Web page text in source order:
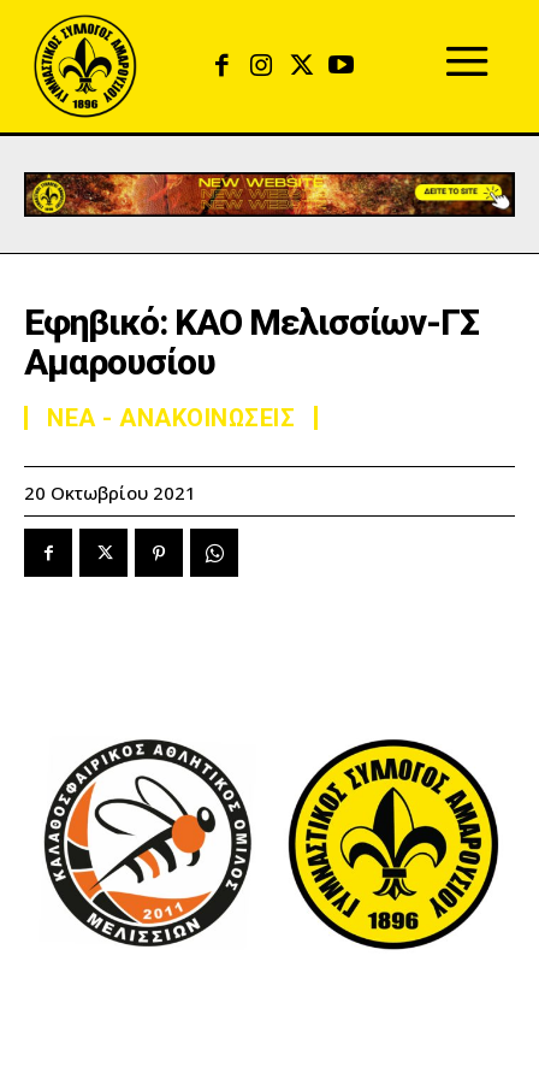
Εφηβικό: ΚΑΟ Μελισσίων-ΓΣ
Αμαρουσίου
ΝΕΑ - ΑΝΑΚΟΙΝΩΣΕΙΣ
20 Οκτωβρίου 2021